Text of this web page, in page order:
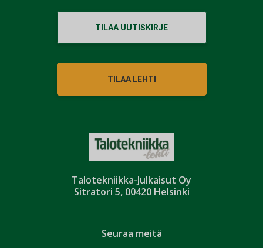
Talotekniikka-Julkaisut Oy
Sitratori 5, 00420 Helsinki
TILAA UUTISKIRJE
TILAA LEHTI
Seuraa meitä